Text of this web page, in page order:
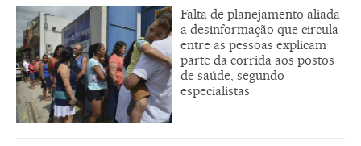
Falta de planejamento aliada
a desinformação que circula
entre as pessoas explicam
parte da corrida aos postos
de saúde, segundo
especialistas